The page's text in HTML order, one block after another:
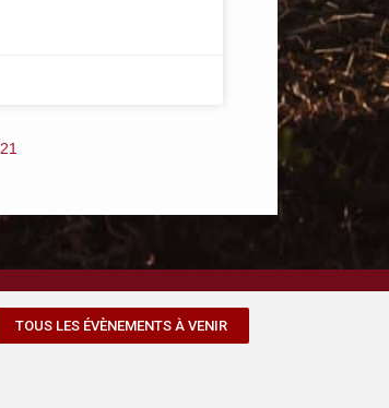
21
TOUS LES ÉVÈNEMENTS À VENIR